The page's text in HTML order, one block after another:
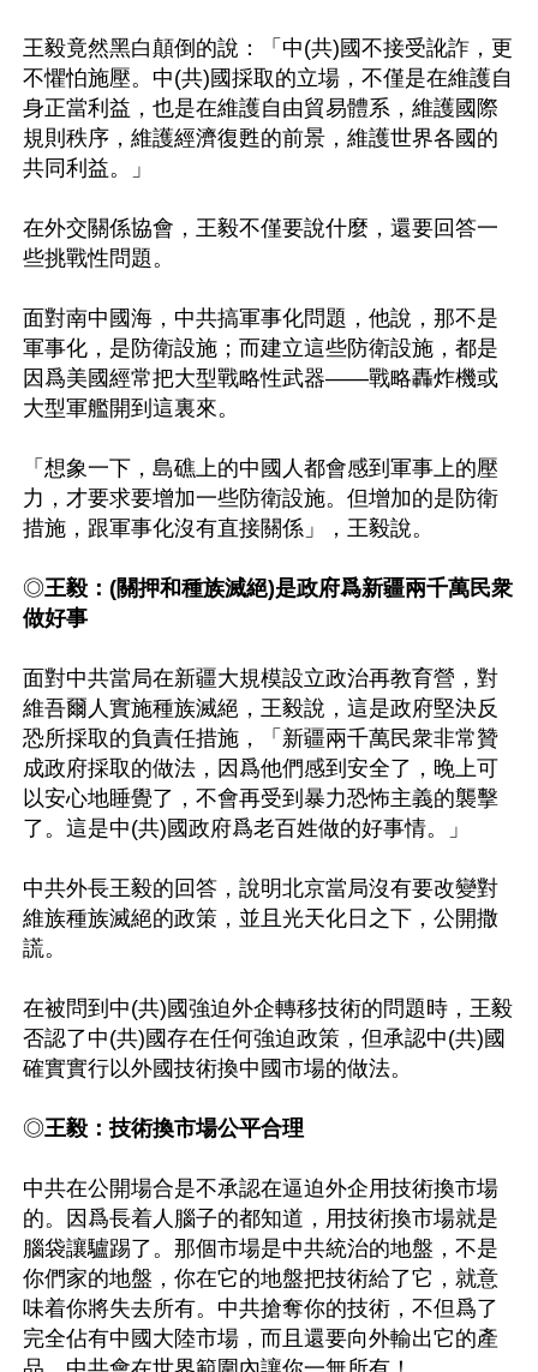
王毅竟然黑白顛倒的說：「中(共)國不接受訛詐，更
不懼怕施壓。中(共)國採取的立場，不僅是在維護自
身正當利益，也是在維護自由貿易體系，維護國際
規則秩序，維護經濟復甦的前景，維護世界各國的
共同利益。」
在外交關係協會，王毅不僅要說什麼，還要回答一
些挑戰性問題。
面對南中國海，中共搞軍事化問題，他說，那不是
軍事化，是防衛設施；而建立這些防衛設施，都是
因爲美國經常把大型戰略性武器——戰略轟炸機或
大型軍艦開到這裏來。
「想象一下，島礁上的中國人都會感到軍事上的壓
力，才要求要增加一些防衛設施。但增加的是防衛
措施，跟軍事化沒有直接關係」，王毅說。
◎王毅：(關押和種族滅絕)是政府爲新疆兩千萬民衆
做好事
面對中共當局在新疆大規模設立政治再教育營，對
維吾爾人實施種族滅絕，王毅說，這是政府堅決反
恐所採取的負責任措施，「新疆兩千萬民衆非常贊
成政府採取的做法，因爲他們感到安全了，晚上可
以安心地睡覺了，不會再受到暴力恐怖主義的襲擊
了。這是中(共)國政府爲老百姓做的好事情。」
中共外長王毅的回答，說明北京當局沒有要改變對
維族種族滅絕的政策，並且光天化日之下，公開撒
謊。
在被問到中(共)國強迫外企轉移技術的問題時，王毅
否認了中(共)國存在任何強迫政策，但承認中(共)國
確實實行以外國技術換中國市場的做法。
◎王毅：技術換市場公平合理
中共在公開場合是不承認在逼迫外企用技術換市場
的。因爲長着人腦子的都知道，用技術換市場就是
腦袋讓驢踢了。那個市場是中共統治的地盤，不是
你們家的地盤，你在它的地盤把技術給了它，就意
味着你將失去所有。中共搶奪你的技術，不但爲了
完全佔有中國大陸市場，而且還要向外輸出它的產